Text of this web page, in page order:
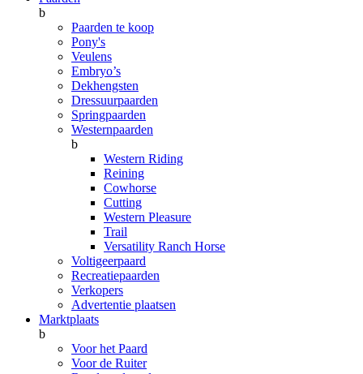
b
Paarden te koop
Pony's
Veulens
Embryo’s
Dekhengsten
Dressuurpaarden
Springpaarden
Westernpaarden
b
Western Riding
Reining
Cowhorse
Cutting
Western Pleasure
Trail
Versatility Ranch Horse
Voltigeerpaard
Recreatiepaarden
Verkopers
Advertentie plaatsen
Marktplaats
b
Voor het Paard
Voor de Ruiter